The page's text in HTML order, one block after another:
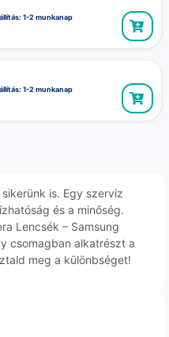
1-2 munkanap
1-2 munkanap
is. Egy szerviz
és a minőség.
Lencsék – Samsung
csomagban alkatrészt a
meg a különbséget!